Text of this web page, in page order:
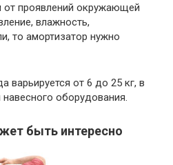
от проявлений окружающей
влажность,
то амортизатор нужно
варьируется от 6 до 25 кг, в
оборудования.
быть интересно